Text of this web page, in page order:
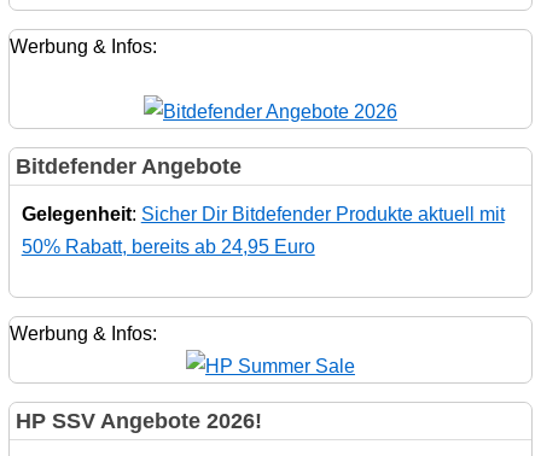
Werbung & Infos:
Bitdefender Angebote
Gelegenheit: Sicher Dir Bitdefender Produkte aktuell mit
50% Rabatt, bereits ab 24,95 Euro
Werbung & Infos:
HP SSV Angebote 2026!